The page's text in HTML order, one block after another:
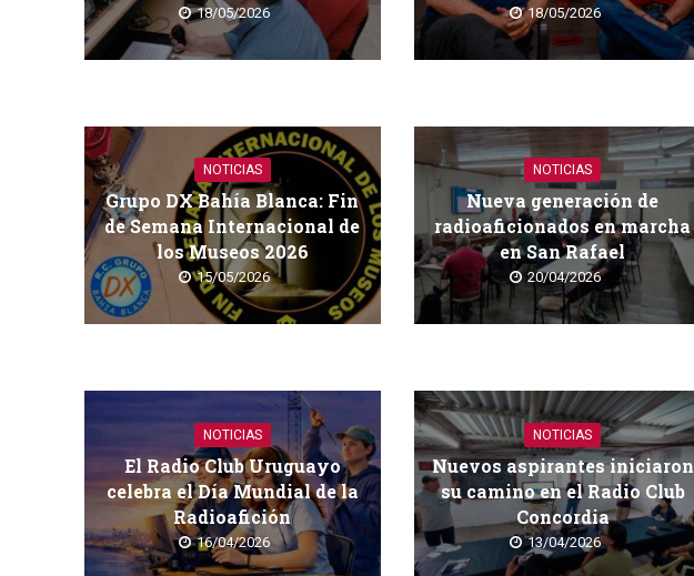
18/05/2026 18/05/2026
NOTICIAS
Grupo DX Bahía Blanca: Fin
de Semana Internacional de
los Museos 2026
15/05/2026
NOTICIAS
Nueva generación de
radioaficionados en marcha
en San Rafael
20/04/2026
NOTICIAS
El Radio Club Uruguayo
celebra el Día Mundial de la
Radioafición
16/04/2026
NOTICIAS
Nuevos aspirantes iniciaron
su camino en el Radio Club
Concordia
13/04/2026